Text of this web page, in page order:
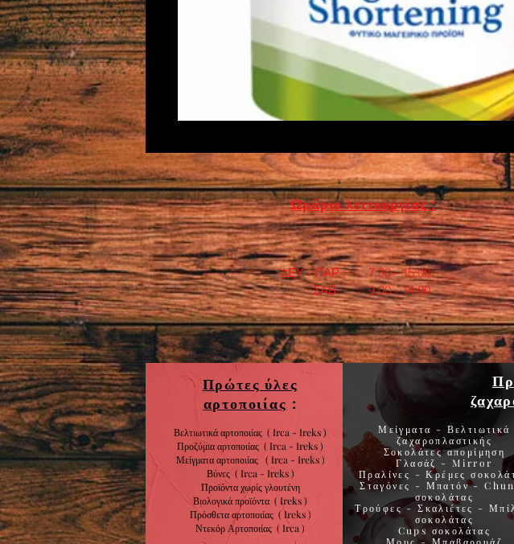
Ωράριο λειτουργίας :
ΔΕΥ - ΠΑΡ : 7:30 - 15:00
​ ΣΑΒ : 9:00 - 14:00
Πρώτες ύλες
αρτοποιίας :
Βελτιωτικά αρτοποιίας ( Irca - Ireks )
Προζύμια αρτοποιίας ( Irca - Ireks )
Μείγματα αρτοποιίας ( Irca - Ireks )
Βύνες ( Irca - Ireks )
Προϊόντα χωρίςγλουτένη
Βιολογικάπροϊόντα ( Ireks )
Πρόσθετα αρτοποιίας (Ireks )
Ντεκόρ Αρτοποιίας ( Irca )
Μείγματα - Βελτιωτικά
ζαχαροπλαστικής
Σοκολάτεςαπομίμηση
Γλασάζ - Mirror
Πραλίνες - Κρέμες
Σταγόνες - Μπατόν-
σοκολάτας
Τρούφες-Σκαλιέτες -
σοκολάτας
Cups σοκολάτας